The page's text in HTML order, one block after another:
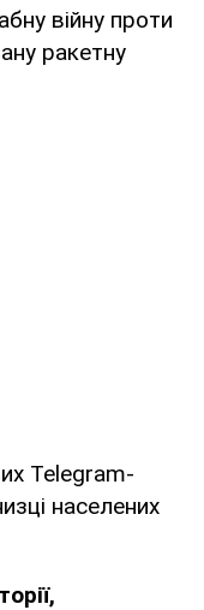
війну проти
ракетну
Telegram-
населених